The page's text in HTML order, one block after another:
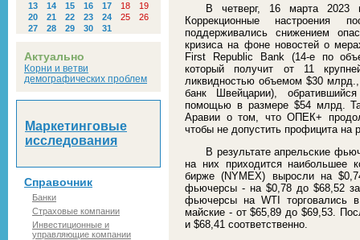
13
14 15 16 17 18
19
20
21 22 23 24 25
26
27
28 29 30 31
Актуально
Корни и ветви
демографических проблем
Маркетинговые
исследования
Справочник
Банки
Страховые компании
Инвестиционные и
управляющие компании
В четверг, 16 марта
Коррекционные настроения
поддерживались снижением
кризиса на фоне новостей о
First Republic Bank (14-е по
который получит от 11
ликвидностью объемом $30
банк Швейцарии),
помощью в размере $54 млрд.
Аравии о том, что ОПЕК+
чтобы не допустить профицита на
В результате апрельские
на них приходится наибольшее
бирже (NYMEX) выросли на
фьючерсы - на $0,78 до $68,52
фьючерсы на WTI торговались
майские - от $65,89 до $69,53.
и $68,41 соответственно.